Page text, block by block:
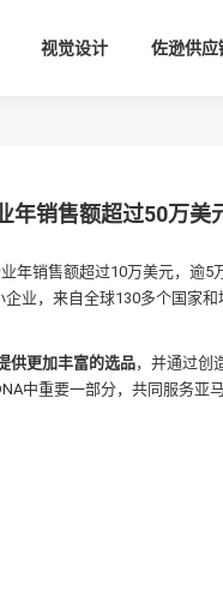
视觉设计 佐逊供应
销售额超过50万美
年销售额超过10万美元，逾5
业，来自全球130多个国家
供更加丰富的选品，并通过创
中重要一部分，共同服务亚马